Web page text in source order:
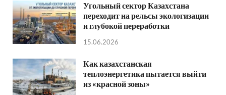
Угольный сектор Казахстана
переходит на рельсы экологизации
и глубокой переработки
15.06.2026
Как казахстанская
теплоэнергетика пытается выйти
из «красной зоны»